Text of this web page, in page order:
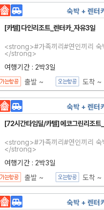
숙박 + 렌터
[카텔] 다인리조트_렌터카_자유3일
<strong>#가족끼리#연인끼리 숙
</strong>
여행기간 : 2박3일
출발 ~
도착 ~
숙박 + 렌터
[72시간타임딜/카텔] 에코그린리조트
<strong>#가족끼리#연인끼리 숙
</strong>
여행기간 : 2박3일
출발 ~
도착 ~
숙박 + 렌터